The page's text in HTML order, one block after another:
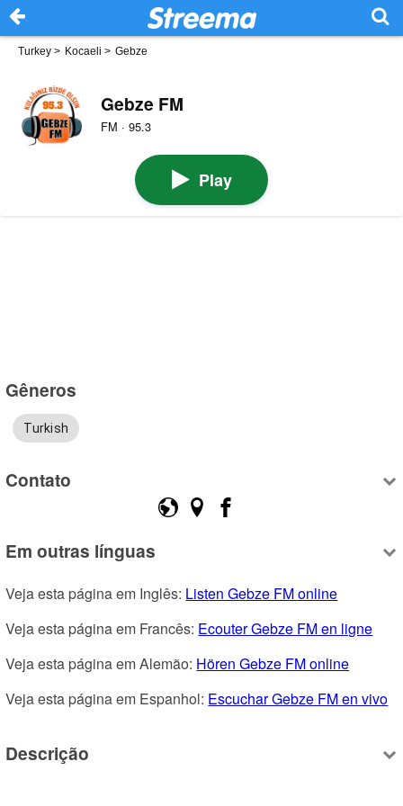
Turkey > Kocaeli > Gebze
Gebze FM
FM · 95.3
Play
Gêneros
Turkish
Contato
Em outras línguas
Veja esta página em Inglês: Listen Gebze FM online
Veja esta página em Francês: Ecouter Gebze FM en ligne
Veja esta página em Alemão: Hören Gebze FM online
Veja esta página em Espanhol: Escuchar Gebze FM en vivo
Descrição